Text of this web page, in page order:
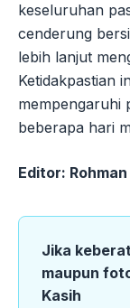
keseluruhan
cenderung
lebih lanjut
Ketidakpastian
mempengaruhi
beberapa hari
Editor: Rohman
Jika
maupun
Kasih